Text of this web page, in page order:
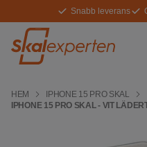
Snabb leverans
HEM
IPHONE 15 PRO SKAL
IPHONE 15 PRO SKAL - VIT